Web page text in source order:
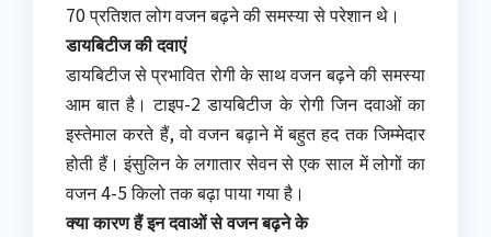
70 प्रतिशत लोग वजन बढ़ने की समस्या से परेशान थे।
डायबिटीज की दवाएं
डायबिटीज से प्रभावित रोगी के साथ वजन बढ़ने की समस्या
आम बात है। टाइप-2 डायबिटीज के रोगी जिन दवाओं का
इस्तेमाल करते हैं, वो वजन बढ़ाने में बहुत हद तक जिम्मेदार
होती हैं। इंसुलिन के लगातार सेवन से एक साल में लोगों का
वजन 4-5 किलो तक बढ़ा पाया गया है।
क्या कारण हैं इन दवाओं से वजन बढ़ने के